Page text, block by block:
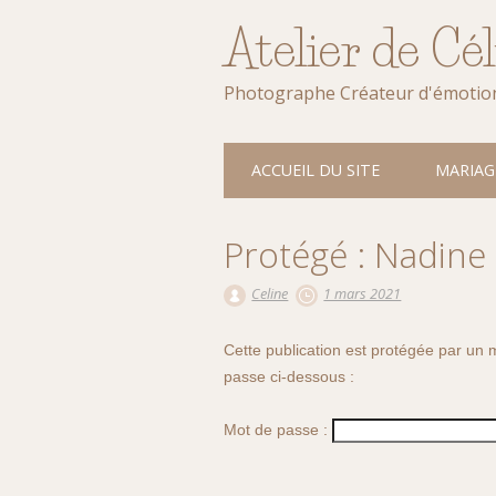
Atelier de
Photographe Créateur
Main menu
ACCUEIL DU SITE
Protégé : Nadine
Celine 1 mars 2021
Cette publication est protégée par un
passe ci-dessous :
Mot de passe :